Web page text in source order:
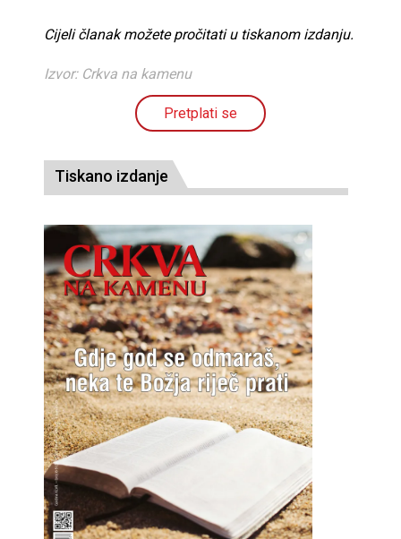
Cijeli članak možete pročitati u tiskanom izdanju.
Izvor: Crkva na kamenu
Pretplati se
Tiskano izdanje